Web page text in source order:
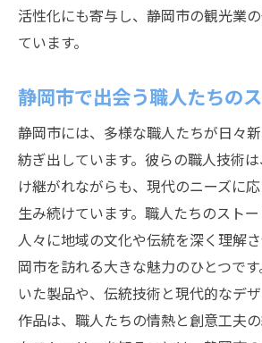
活性化にも寄与し、静岡市の観光業
ています。
静岡市で出会う職人たちの
静岡市には、多様な職人たちが日々
紡ぎ出しています。彼らの職人技術
け継がれながらも、現代のニーズに
生み続けています。職人たちのスト
人々に地域の文化や伝統を深く理解
岡市を訪れる大きな魅力のひとつで
いた製品や、伝統技術と現代的なデ
作品は、職人たちの情熱と創意工夫